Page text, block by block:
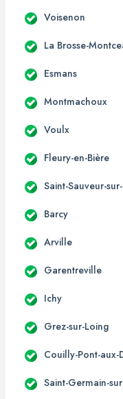
Voisenon
La Brosse-
Esmans
Montmachoux
Voulx
Fleury-en-Bière
Saint-Sauveur-
Barcy
Arville
Garentreville
Ichy
Grez-sur-Loing
Couilly-Pont-aux-
Saint-Germain-